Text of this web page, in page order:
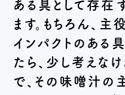
ある具として存在
ます。もちろん、主
インパクトのある
たら、少し考えな
で、その味噌汁